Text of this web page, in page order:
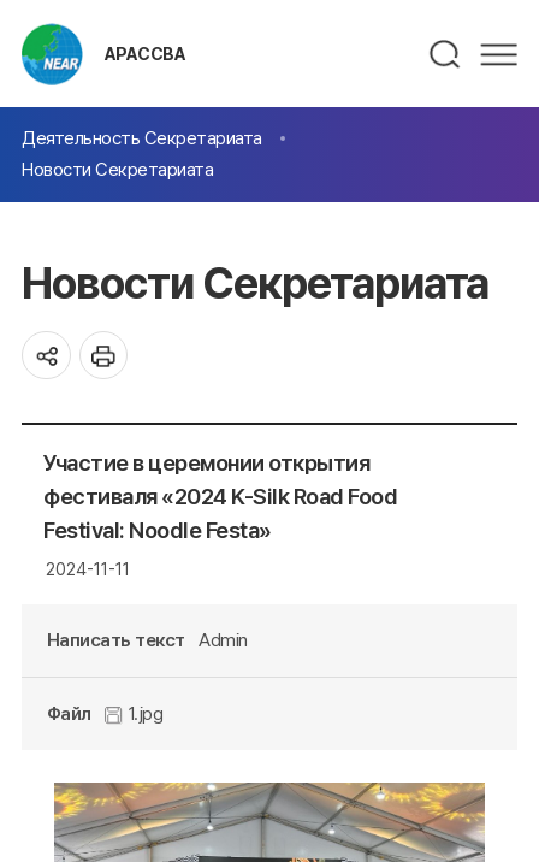
АРАССВА
Деятельность Секретариата
Новости Секретариата
Новости Секретариата
Участие в церемонии открытия
фестиваля «2024 K-Silk Road Food
Festival: Noodle Festa»
2024-11-11
Написать текст Admin
Файл 1.jpg